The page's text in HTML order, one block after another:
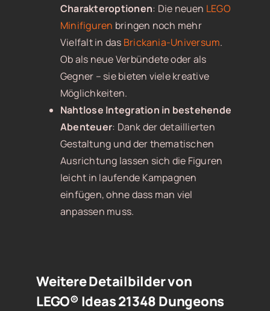
Charakteroptionen: Die neuen LEGO
Minifiguren bringen noch mehr
Vielfalt in das Brickania-Universum.
Ob als neue Verbündete oder als
Gegner – sie bieten viele kreative
Möglichkeiten.
Nahtlose Integration in bestehende
Abenteuer: Dank der detaillierten
Gestaltung und der thematischen
Ausrichtung lassen sich die Figuren
leicht in laufende Kampagnen
einfügen, ohne dass man viel
anpassen muss.
Weitere Detailbilder von
LEGO® Ideas 21348 Dungeons